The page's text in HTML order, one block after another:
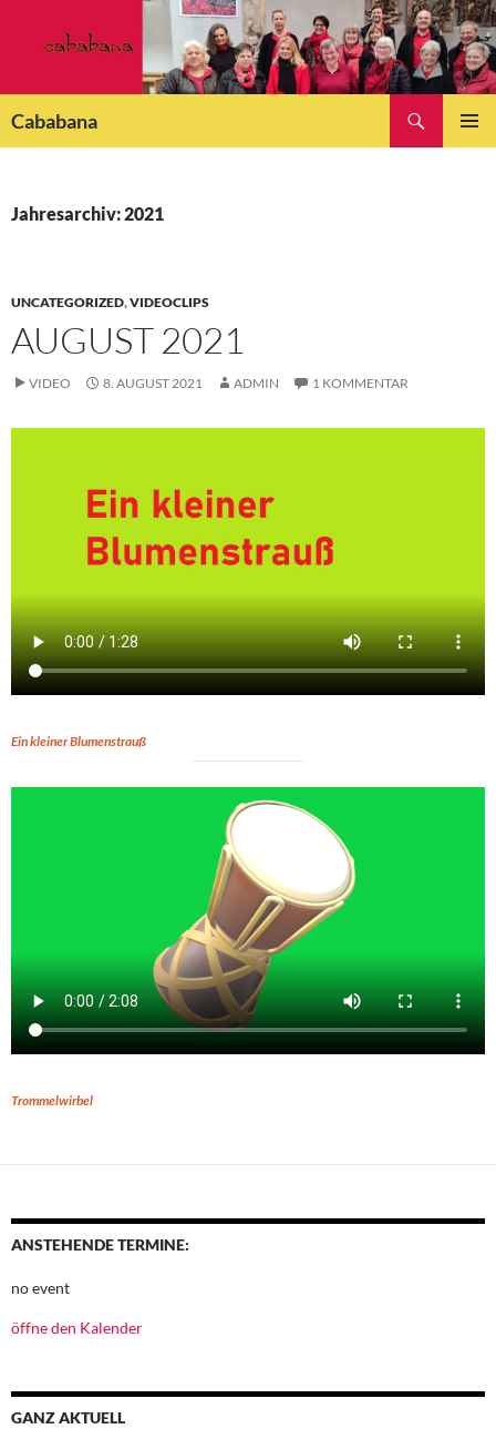
Cababana
Jahresarchiv: 2021
UNCATEGORIZED,VIDEOCLIPS
AUGUST 2021
VIDEO 8. AUGUST 2021 ADMIN 1 KOMMENTAR
Ein kleiner Blumenstrauß
Trommelwirbel
ANSTEHENDE TERMINE:
no event
öffne den Kalender
GANZ AKTUELL